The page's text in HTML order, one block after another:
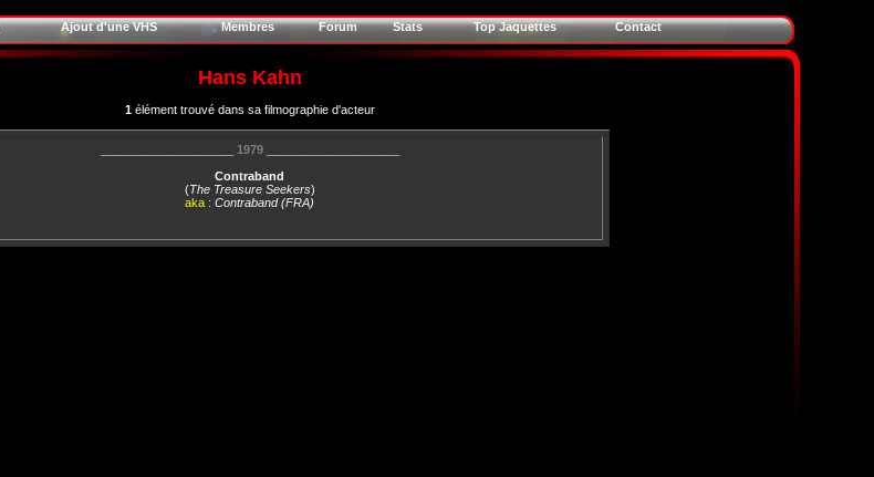
Ajout d'une VHS Membres Forum Stats Top Jaquettes Contact
Hans Kahn
1élément trouvé dans sa filmographie d'acteur
1979____________________
Contraband
(The Treasure Seekers)
aka : Contraband (FRA)